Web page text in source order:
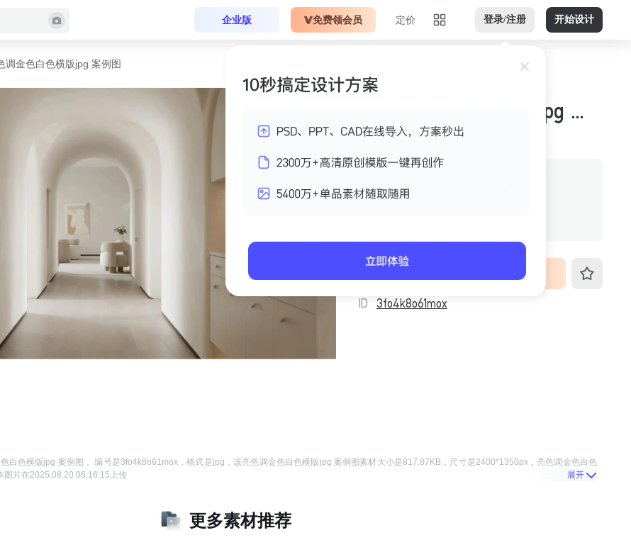
企业版 免费领会员 定价 登录/注册 开始设计
调金色白色横版jpg 案例图
亮色调金色白色横版jpg 案例图
格式
ID 3fo4k8o61mox
白色横版jpg 案例图 ， 编号是3fo4k8o61mox，格式是jpg ，该亮色调金色白色横版jpg 案例图素材大小是817.87KB ，尺寸是2400*1350px， 亮色调金色白色
图片在2025.08.20 06:16:15 上传 展开
更多素材推荐